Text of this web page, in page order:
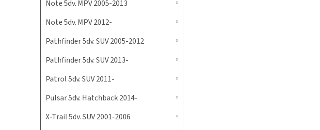
Note 5dv. MPV 2005-2013
Note 5dv. MPV 2012-
Pathfinder 5dv. SUV 2005-2012
Pathfinder 5dv. SUV 2013-
Patrol 5dv. SUV 2011-
Pulsar 5dv. Hatchback 2014-
X-Trail 5dv. SUV 2001-2006